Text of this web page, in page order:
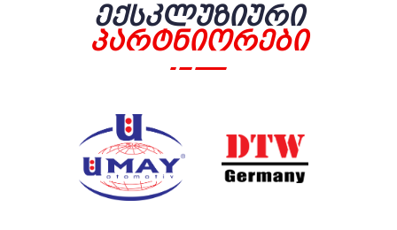
Ექსკლუზიური
Პარტნიორები